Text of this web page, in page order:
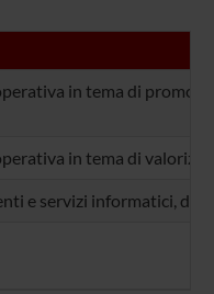
in tema di
in tema di
e servizi informatici, di